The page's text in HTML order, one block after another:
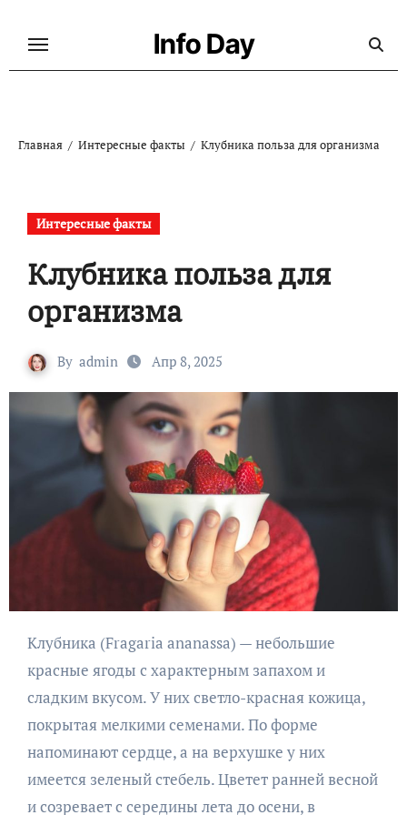
Info Day
Главная Интересные факты Клубника польза для организма
Интересные факты
Клубника польза для
организма
By admin Апр 8, 2025
Клубника (Fragaria ananassa) — небольшие
красные ягоды с характерным запахом и
сладким вкусом. У них светло-красная кожица,
покрытая мелкими семенами. По форме
напоминают сердце, а на верхушке у них
имеется зеленый стебель. Цветет ранней весной
и созревает с середины лета до осени, в